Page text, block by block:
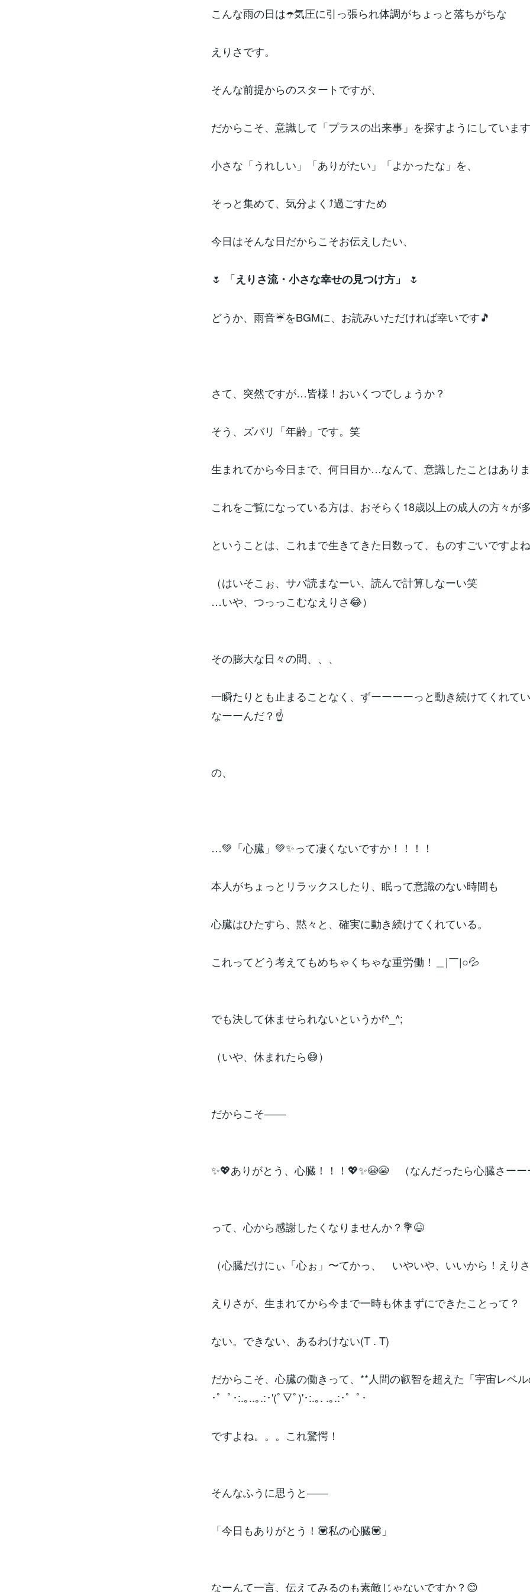
こんな雨の日は☂️気圧に引っ張られ体調がちょっと落ちがちな
えりさです。
そんな前提からのスタートですが、
だからこそ、意識して「プラスの出来事」を探すようにしています
小さな「うれしい」「ありがたい」「よかったな」を、
そっと集めて、気分よく⤴️過ごすため
今日はそんな日だからこそお伝えしたい、
🌷 「えりさ流・小さな幸せの見つけ方」 🌷
どうか、雨音☔️をBGMに、お読みいただければ幸いです🎵
さて、突然ですが…皆様！おいくつでしょうか？
そう、ズバリ「年齢」です。笑
生まれてから今日まで、何日目か…なんて、意識したことはあり
これをご覧になっている方は、おそらく18歳以上の成人の方々が
ということは、これまで生きてきた日数って、ものすごいですよ
（はいそこぉ、サバ読まなーい、読んで計算しなーい笑
…いや、つっっこむなえりさ😂）
その膨大な日々の間、、、
一瞬たりとも止まることなく、ずーーーーっと動き続けてくれて
なーーんだ？☝️
の、
…💚「心臓」💚✨って凄くないですか！！！！
本人がちょっとリラックスしたり、眠って意識のない時間も
心臓はひたすら、黙々と、確実に動き続けてくれている。
これってどう考えてもめちゃくちゃな重労働！＿|￣|○💦
でも決して休ませられないというかf^_^;
（いや、休まれたら😅）
だからこそ――
✨💖ありがとう、心臓！！！💖✨😭😭 （なんだったら心臓さーー
って、心から感謝したくなりませんか？💐😆
（心臓だけにぃ「心ぉ」〜てかっ、 いやいや、いいから！えりさ
えりさが、生まれてから今まで一時も休まずにできたことって？
ない。できない、あるわけない(T . T)
だからこそ、心臓の働きって、**人間の叡智を超えた「宇宙レベ
･゜ﾟ･:.｡..｡.:･'(ﾟ▽ﾟ)'･:.｡. .｡.:･゜ﾟ･
ですよね。。。これ驚愕！
そんなふうに思うと――
「今日もありがとう！💟私の心臓💟」
なーんて一言、伝えてみるのも素敵じゃないですか？😊